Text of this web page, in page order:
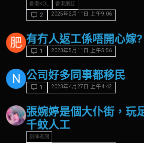
香港KOL 香港網紅
2 2025年2月11日 上午9:06
肥 有冇人返工係唔開心嫁?
1 2023年5月11日 上午5:56
N 公司好多同事都移民
1 2023年4月27日 上午4:42
張婉婷是個大仆街，玩
千蚊人工
刻薄老闆